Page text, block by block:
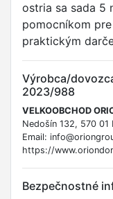
ostria sa sada 5
pomocníkom
praktickým
Výrobca/
2023/988
VELKOOBCHOD
Nedošín 132, 570 01
Email:
https://
Bezpečnostné